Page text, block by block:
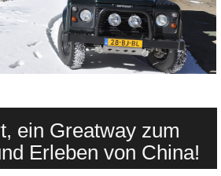
ein Greatway zum
Erleben von China!